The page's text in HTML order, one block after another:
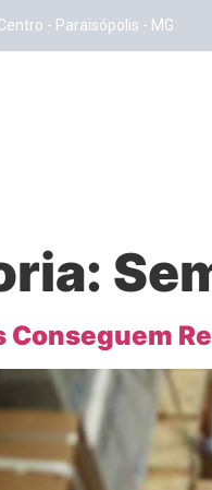
- Paraisópolis - MG